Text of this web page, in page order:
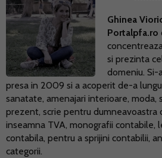
Ghinea
Portalpfa.ro
si prezinta
domeniu. Si-
presa in 2009 si a acoperit de-a
sanatate, amenajari interioare, moda,
prezent, scrie pentru dumneavoastra
inseamna TVA, monografii contabile,
contabila, pentru a sprijini contabilii,
categorii.